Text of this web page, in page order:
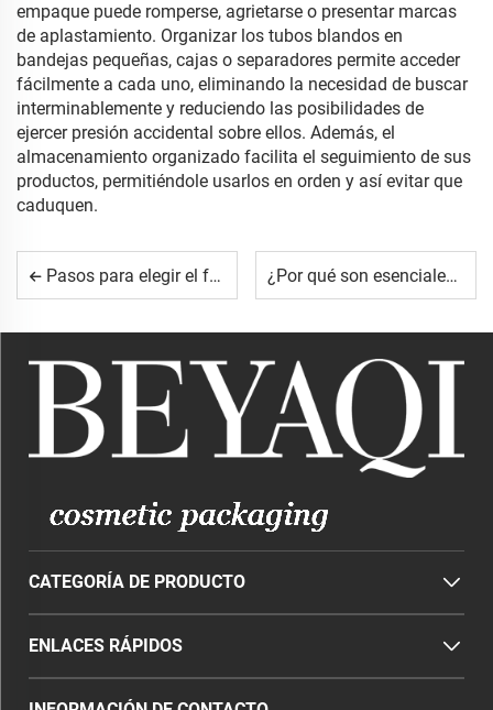
empaque puede romperse, agrietarse o presentar marcas
de aplastamiento. Organizar los tubos blandos en
bandejas pequeñas, cajas o separadores permite acceder
fácilmente a cada uno, eliminando la necesidad de buscar
interminablemente y reduciendo las posibilidades de
ejercer presión accidental sobre ellos. Además, el
almacenamiento organizado facilita el seguimiento de sus
productos, permitiéndole usarlos en orden y así evitar que
caduquen.
Pasos para elegir el frasco gotero adecuado para productos sensibles a la luz ¿Por qué son esenciales las tapas y cierres plásticos para la frescura del producto?
CATEGORÍA DE PRODUCTO
ENLACES RÁPIDOS